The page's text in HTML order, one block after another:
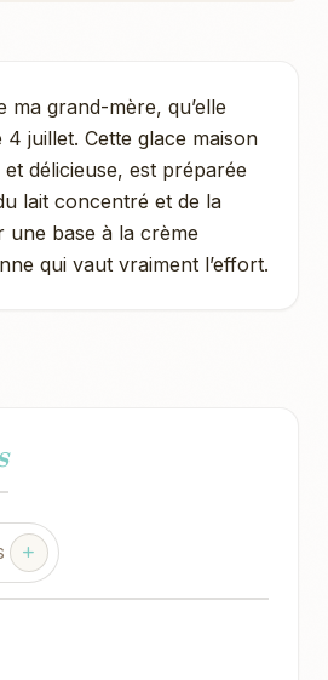
ma grand-mère, qu’elle
juillet. Cette glace maison
délicieuse, est préparée
lait concentré et de la
une base à la crème
qui vaut vraiment l’effort.